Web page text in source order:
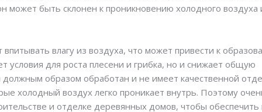
может быть склонен к проникновению холодного воздуха
влагу из воздуха, что может привести к
условия для роста плесени и грибка, но и снижает общую
образом обработан и не имеет качественной
холодный воздух легко проникает внутрь. Поэтому
и отделке деревянных домов, чтобы